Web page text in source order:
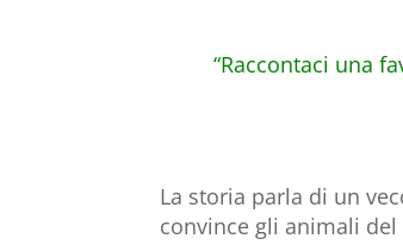
“Raccontaci una
La storia parla di un
convince gli animali